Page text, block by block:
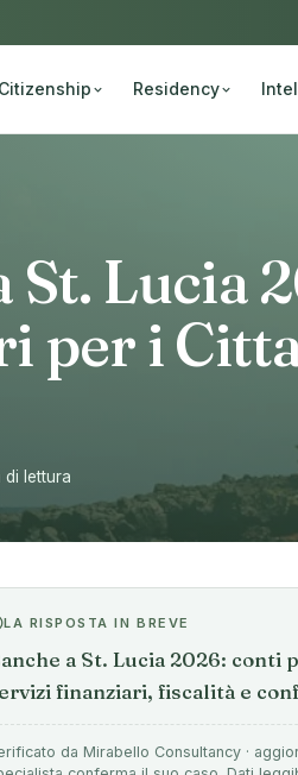
Citizenship Residency
St. Lucia
per i
di lettura
LA RISPOSTA IN BREVE
a St. Lucia 2026: conti
finanziari, fiscalità e
da Mirabello Consultancy ·